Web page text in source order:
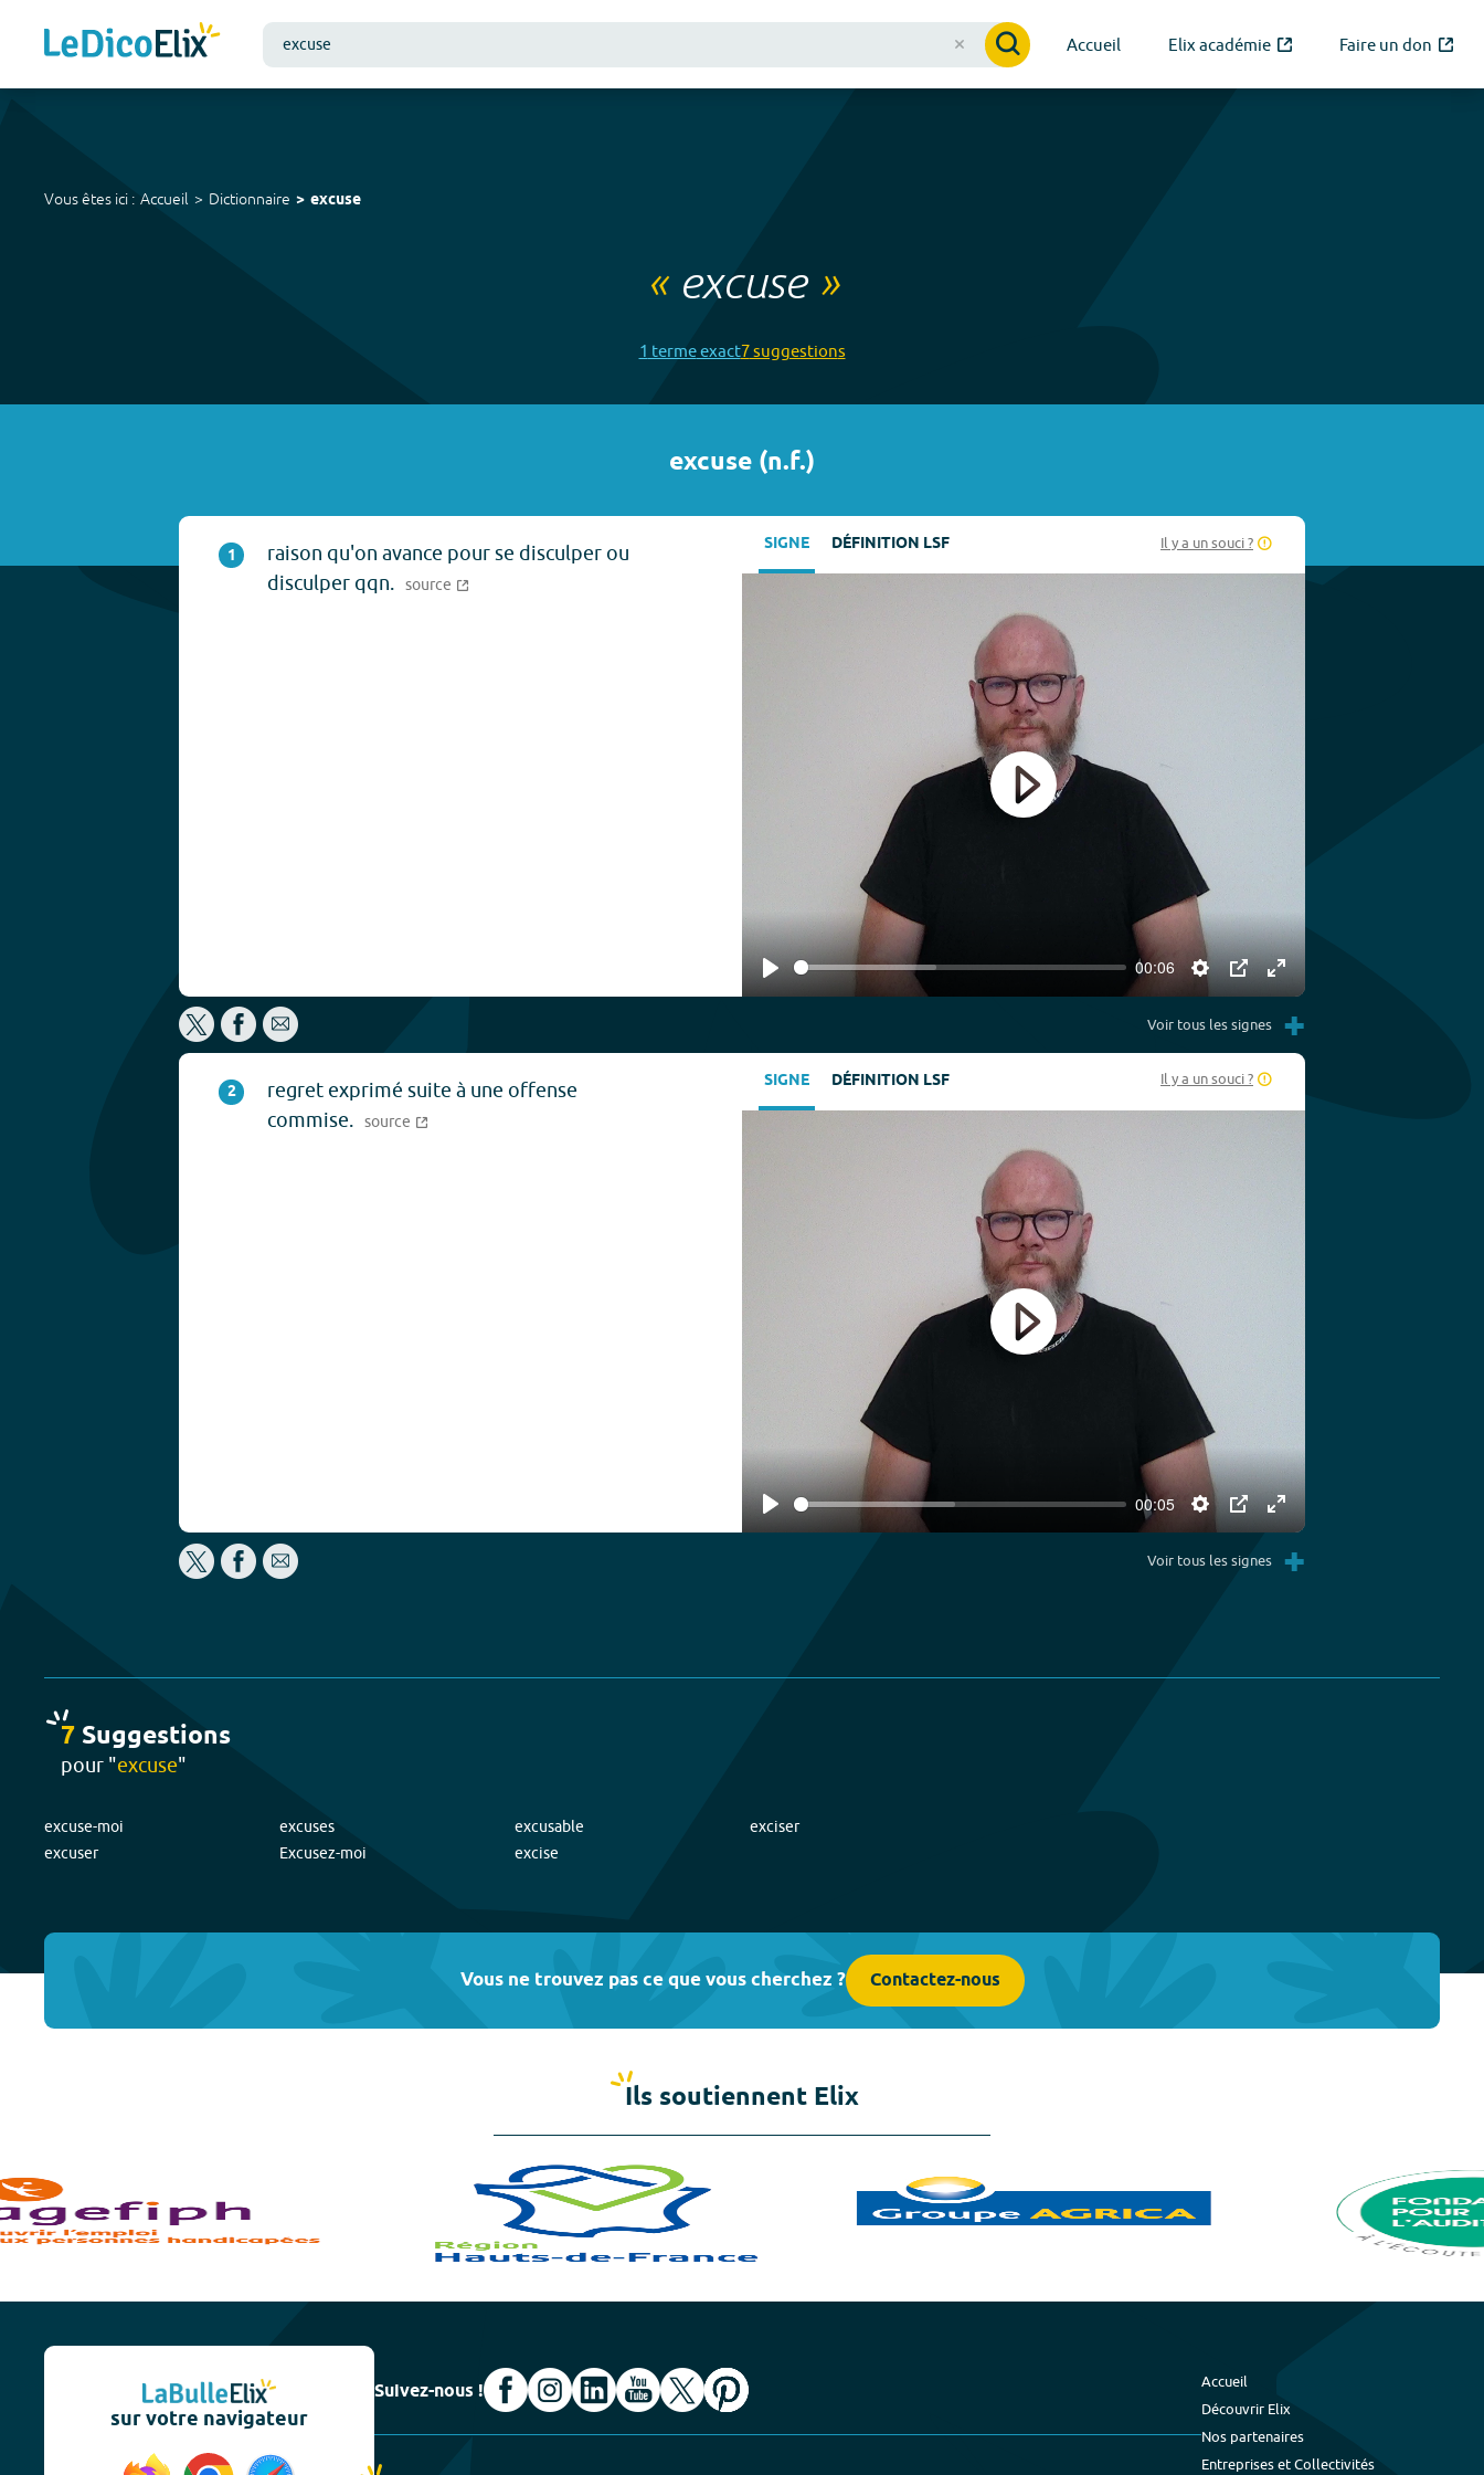
Accueil Elix académie Faire un don
Vous êtes ici : Accueil Dictionnaire excuse
« excuse»
1 termeexact7suggestions
excuse (n.f.)
1
raison qu'on avance pour se disculper ou
disculper qqn. source
SIGNE DÉFINITION LSF Il y a un souci ?
Play
00:06
Settings
PIP Enter
fullscreen
Play
Voir tous les signes +
2
regret exprimé suite à une offense
commise. source
SIGNE DÉFINITION LSF Il y a un souci ?
Play
00:05
Settings
PIP Enter
fullscreen
Play
Voir tous les signes +
7 Suggestions
pour "excuse"
excuse-moi
excuser
excuses
Excusez-moi
excusable
excise
exciser
Vous ne trouvez pas ce que vous cherchez ? Contactez-nous
Ils soutiennent Elix
sur votre navigateur
Suivez-nous !
Accueil
Découvrir Elix
Nos partenaires
Entreprises et Collectivités